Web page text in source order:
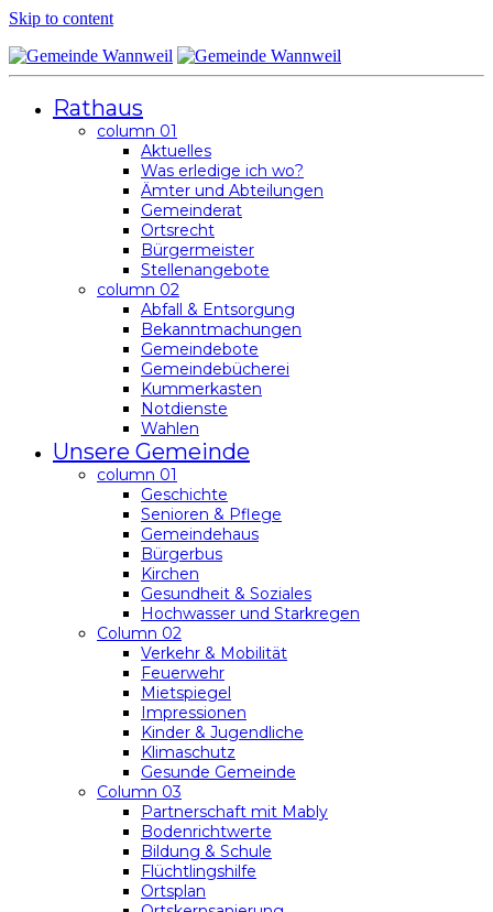
Skip to content
Rathaus
column 01
Aktuelles
Was erledige ich wo?
Ämter und Abteilungen
Gemeinderat
Ortsrecht
Bürgermeister
Stellenangebote
column 02
Abfall & Entsorgung
Bekanntmachungen
Gemeindebote
Gemeindebücherei
Kummerkasten
Notdienste
Wahlen
Unsere Gemeinde
column 01
Geschichte
Senioren & Pflege
Gemeindehaus
Bürgerbus
Kirchen
Gesundheit & Soziales
Hochwasser und Starkregen
Column 02
Verkehr & Mobilität
Feuerwehr
Mietspiegel
Impressionen
Kinder & Jugendliche
Klimaschutz
Gesunde Gemeinde
Column 03
Partnerschaft mit Mably
Bodenrichtwerte
Bildung & Schule
Flüchtlingshilfe
Ortsplan